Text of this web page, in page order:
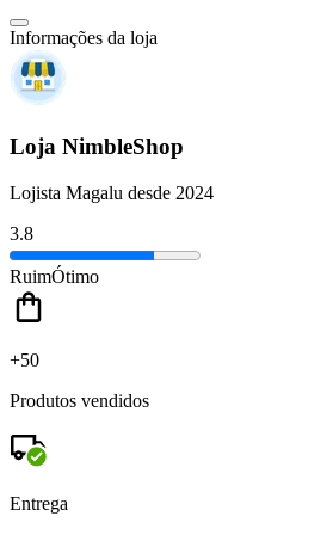
Informações da loja
Loja NimbleShop
Lojista Magalu desde 2024
3.8
RuimÓtimo
+50
Produtos vendidos
Entrega